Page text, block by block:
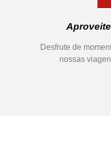
Desfrute de
nossas